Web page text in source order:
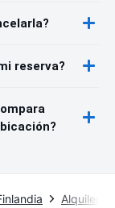
reserva?
Alquiler